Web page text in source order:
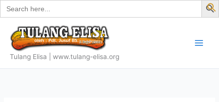
Search
for:
Skip
to
content
Tulang Elisa | www.tulang-elisa.org